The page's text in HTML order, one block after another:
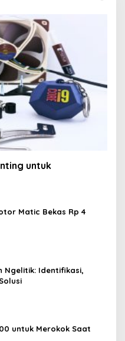
untuk
Matic Bekas Rp 4
Ngelitik: Identifikasi,
untuk Merokok Saat